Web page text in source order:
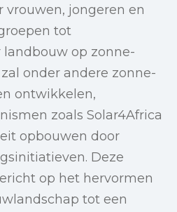
vrouwen, jongeren en
tot
op zonne-
onder andere zonne-
ontwikkelen,
zoals Solar4Africa
opbouwen door
Deze
op het hervormen
tot een